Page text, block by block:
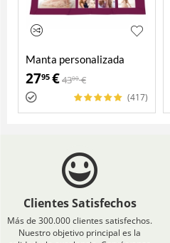
Manta personalizada
2795 €4300 €
(417)
Clientes Satisfechos
Más de 300.000 clientes satisfechos.
Nuestro objetivo principal es la